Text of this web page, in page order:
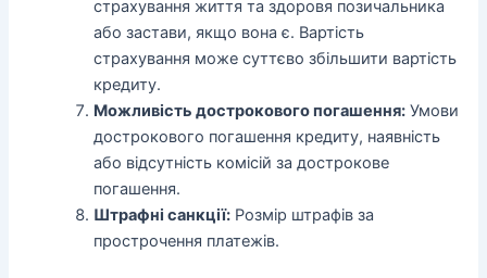
страхування життя та здоровя позичальника
або застави, якщо вона є. Вартість
страхування може суттєво збільшити вартість
кредиту.
Можливість дострокового погашення: Умови
дострокового погашення кредиту, наявність
або відсутність комісій за дострокове
погашення.
Штрафні санкції: Розмір штрафів за
прострочення платежів.